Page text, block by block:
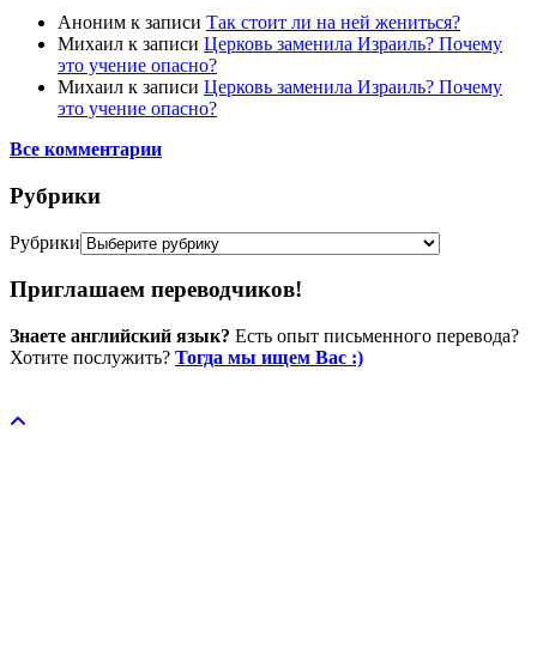
Аноним к записи Так стоит ли на ней жениться?
Михаил к записи Церковь заменила Израиль? Почему
это учение опасно?
Михаил к записи Церковь заменила Израиль? Почему
это учение опасно?
Все комментарии
Рубрики
Рубрики
Приглашаем переводчиков!
Знаете английский язык? Есть опыт письменного перевода?
Хотите послужить? Тогда мы ищем Вас :)